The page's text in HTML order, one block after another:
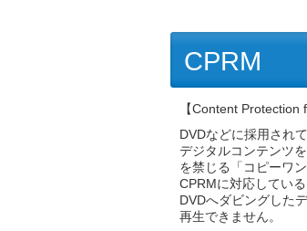
CPRM
【Content Protection
DVDなどに採用され
デジタルコンテンツ
を禁じる「コピーワ
CPRMに対応してい
DVDへダビングした
再生できません。